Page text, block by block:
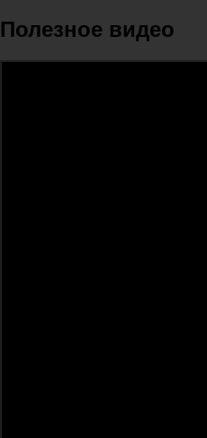
Полезное видео